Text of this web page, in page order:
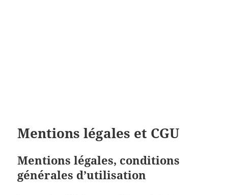
Mentions légales et CGU
Mentions légales, conditions
générales d’utilisation